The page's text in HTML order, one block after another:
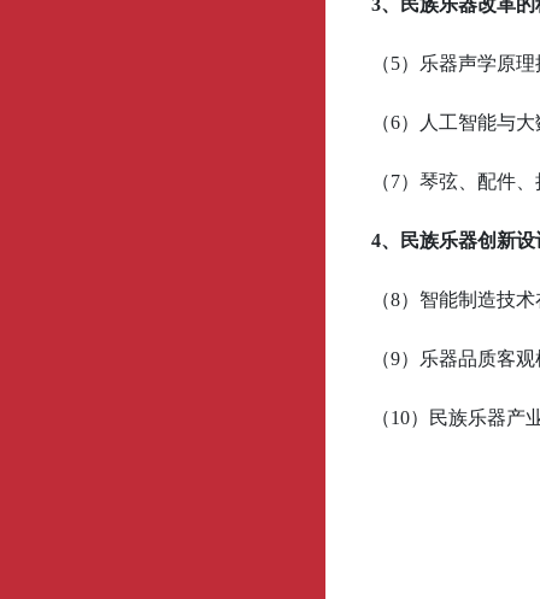
3、民族乐器改革的
（5）乐器声学原
（6）人工智能与
（7）琴弦、配件
4、民族乐器创新
（8）智能制造技
（9）乐器品质客
（10）民族乐器产